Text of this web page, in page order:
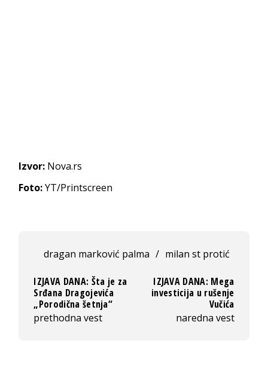
Izvor: Nova.rs
Foto:YT/Printscreen
dragan marković palma / milan st protić
IZJAVA DANA: Šta je za
Srđana Dragojevića
„Porodična šetnja“
prethodna vest
IZJAVA DANA: Mega
investicija u rušenje
Vučića
naredna vest